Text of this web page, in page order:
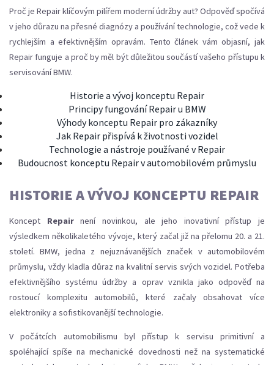
Proč je Repair klíčovým pilířem moderní údržby aut? Odpověď spočívá
v jeho důrazu na přesné diagnózy a používání technologie, což vede k
rychlejším a efektivnějším opravám. Tento článek vám objasní, jak
Repair funguje a proč by měl být důležitou součástí vašeho přístupu k
servisování BMW.
Historie a vývoj konceptu Repair
Principy fungování Repair u BMW
Výhody konceptu Repair pro zákazníky
Jak Repair přispívá k životnosti vozidel
Technologie a nástroje používané v Repair
Budoucnost konceptu Repair v automobilovém průmyslu
HISTORIE A VÝVOJ KONCEPTU REPAIR
Koncept Repairnení novinkou, ale jeho inovativní přístup je
výsledkem několikaletého vývoje, který začal již na přelomu 20. a 21.
století. BMW, jedna z nejuznávanějších značek v automobilovém
průmyslu, vždy kladla důraz na kvalitní servis svých vozidel. Potřeba
efektivnějšího systému údržby a oprav vznikla jako odpověď na
rostoucí komplexitu automobilů, které začaly obsahovat více
elektroniky a sofistikovanější technologie.
V počátcích automobilismu byl přístup k servisu primitivní a
spoléhající spíše na mechanické dovednosti než na systematické